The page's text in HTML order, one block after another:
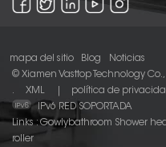
mapa del sitio Blog
Noticias
© Xiamen Vasttop Technology
.
XML
política de
IPv6 RED SOPORTADA
Links :Gowlybathroom Shower
roller